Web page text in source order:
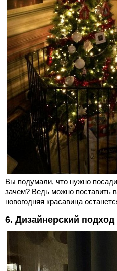
Вы подумали, что нужно
зачем? Ведь можно поставить
новогодняя красавица
6. Дизайнерский подход